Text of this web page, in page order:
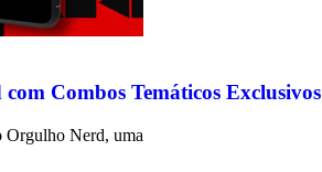
Combos Temáticos Exclusivos
Orgulho Nerd, uma